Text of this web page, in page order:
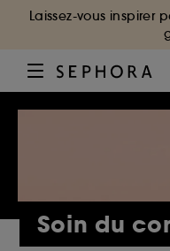
Laissez-vous inspirer
Soin du